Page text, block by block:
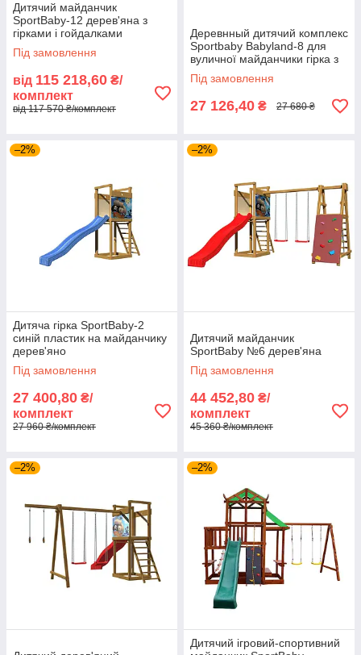
Дитячий майданчик
SportBaby-12 дерев'яна з
гірками і гойдалками
Під замовлення
від 115 218,60 ₴/
комплект
від 117 570 ₴/комплект
Деревнный дитячий комплекс
Sportbaby Babyland-8 для
вуличної майданчики гірка з
гойдалкою кільцями
скелелазка
Під замовлення
27 126,40 ₴ 27 680 ₴
–2%
Дитяча гірка SportBaby-2
синій пластик на майданчику
дерев'яно
Під замовлення
27 400,80 ₴/
комплект
27 960 ₴/комплект
–2%
Дитячий майданчик
SportBaby №6 дерев'яна
Під замовлення
44 452,80 ₴/
комплект
45 360 ₴/комплект
–2% –2%
Дитячий ігровий-спортивний